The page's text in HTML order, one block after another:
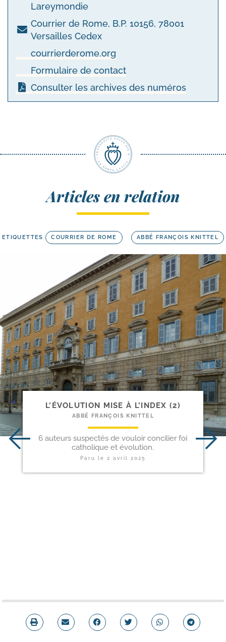
Lareymondie
Courrier de Rome, B.P. 10156, 78001
Versailles Cedex
courrierderome.org
Formulaire de contact
Consulter les archives des numéros
Articles en relation
ETIQUETTES COURRIER DE ROME ABBÉ FRANÇOIS KNITTEL
L’ÉVOLUTION MISE À L’INDEX (2)
ABBÉ FRANÇOIS KNITTEL
6 auteurs suspectés de vouloir concilier foi
catholique et évolution.
Paru le2 avril 2025